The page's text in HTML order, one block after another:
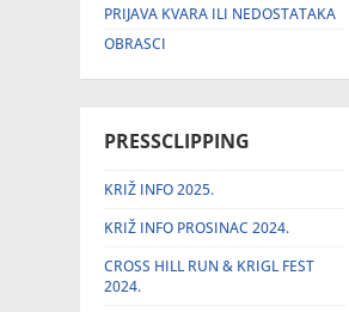
PRIJAVA KVARA ILI NEDOSTATAKA
OBRASCI
PRESSCLIPPING
KRIŽ INFO 2025.
KRIŽ INFO PROSINAC 2024.
CROSS HILL RUN & KRIGL FEST
2024.